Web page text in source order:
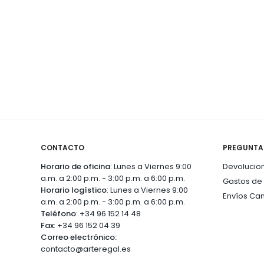
CONTACTO
Horario de oficina: Lunes a Viernes 9:00
a.m. a 2:00 p.m. - 3:00 p.m. a 6:00 p.m.
Horario logístico: Lunes a Viernes 9:00
a.m. a 2:00 p.m. - 3:00 p.m. a 6:00 p.m.
Teléfono: +34 96 152 14 48
Fax: +34 96 152 04 39
Correo electrónico:
contacto@arteregal.es
Gastos
Envíos